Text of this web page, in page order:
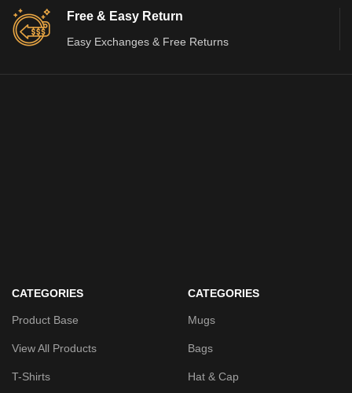
Free & Easy Return
Easy Exchanges & Free Returns
CATEGORIES
Product Base
View All Products
T-Shirts
CATEGORIES
Mugs
Bags
Hat & Cap